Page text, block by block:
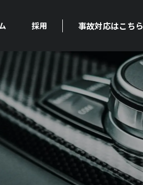
採用 事故対応はこちら